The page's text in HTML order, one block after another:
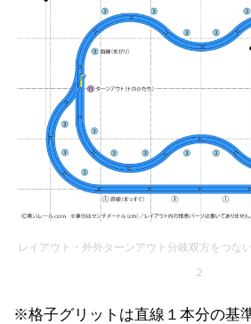
レイアウト・外外ターンアウト分岐双方をつな
２
※格子グリットは直線１本分の基